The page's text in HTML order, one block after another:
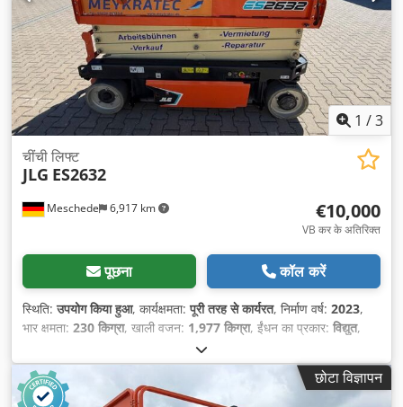
1 /3
Meschede 6,917 km
चींची लिफ्ट
JLG ES2632
€10,000
VB कर के अतिरिक्त
पूछना कॉल करें
स्थिति:उपयोग किया हुआ, कार्यक्षमता:पूरी तरह से कार्यरत, निर्माण वर्ष: 2023,
भार क्षमता: 230 किग्रा, खाली वजन: 1,977 किग्रा, ईंधन का प्रकार: विद्युत,
, ड्राइव प्रकार:Elektro
कार्य ऊँचाई:10,000 मिमी,
छोटा विज्ञापन